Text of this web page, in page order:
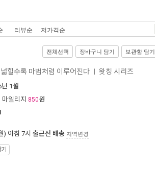
리뷰순 저가격순
전체선택 장바구니 담기 보관함 담기
힐수록 마법처럼 이루어진다 왓칭 시리즈
1월
일리지 850원
) 아침 7시 출근전 배송 지역변경